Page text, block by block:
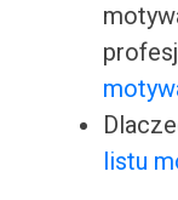
listu